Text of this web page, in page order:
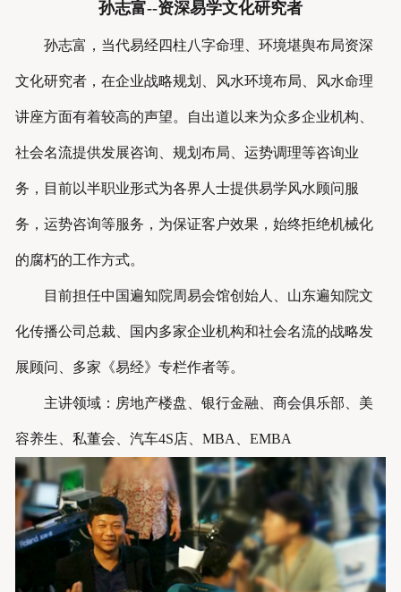
孙志富--资深易学文化研究者
孙志富，当代易经四柱八字命理、环境堪舆布局资深
文化研究者，在企业战略规划、风水环境布局、风水命理
讲座方面有着较高的声望。自出道以来为众多企业机构、
社会名流提供发展咨询、规划布局、运势调理等咨询业
务，目前以半职业形式为各界人士提供易学风水顾问服
务，运势咨询等服务，为保证客户效果，始终拒绝机械化
的腐朽的工作方式。
目前担任中国遍知院周易会馆创始人、山东遍知院文
化传播公司总裁、国内多家企业机构和社会名流的战略发
展顾问、多家《易经》专栏作者等。
主讲领域：房地产楼盘、银行金融、商会俱乐部、美
容养生、私董会、汽车4S店、MBA、EMBA